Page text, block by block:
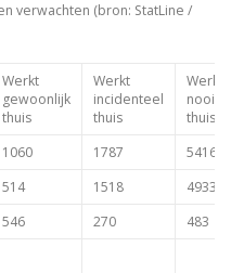
verwachten (bron: StatLine /
Werkt
gewoonlijk
thuis
Werkt
incidenteel
thuis
Werkt
nooit
thuis
1060 1787
5416
514 1518
4933
546 270 483